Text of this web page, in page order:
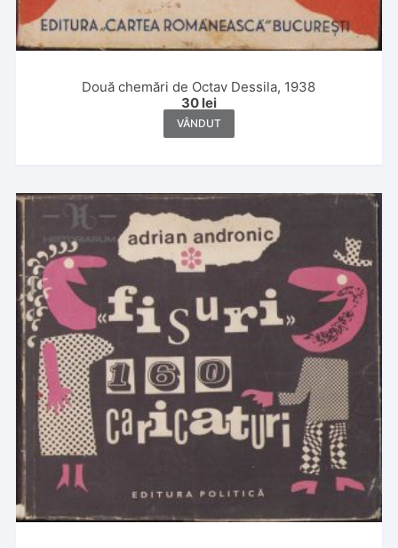
Două chemări de Octav Dessila, 1938
30 lei
VÂNDUT